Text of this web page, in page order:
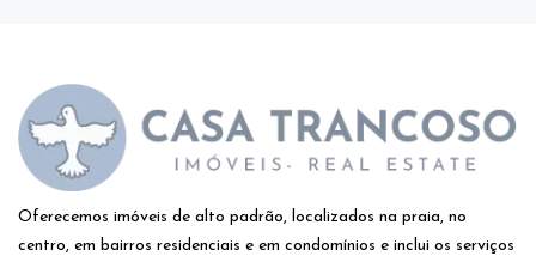
Oferecemos imóveis de alto padrão, localizados na praia, no
centro, em bairros residenciais e em condomínios e inclui os serviços